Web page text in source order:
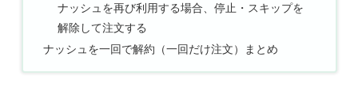
ナッシュを再び利用する場合、停止・スキップを
解除して注文する
ナッシュを一回で解約（一回だけ注文）まとめ